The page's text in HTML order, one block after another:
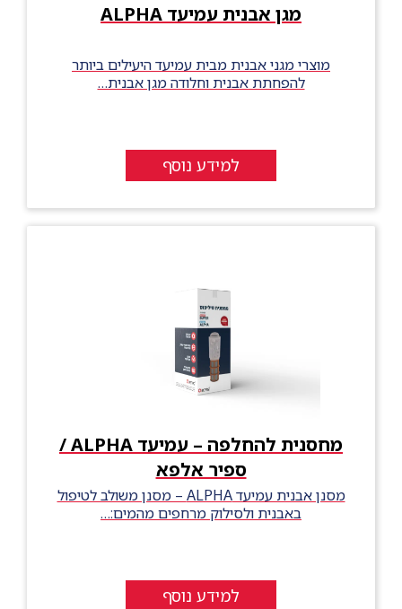
מגן אבנית עמיעד ALPHA
מוצרי מגני אבנית מבית עמיעד היעילים ביותר
להפחתת אבנית וחלודה מגן אבנית…
למידע נוסף
מחסנית להחלפה – עמיעד ALPHA /
ספיר אלפא
מסנן אבנית עמיעד ALPHA – מסנן משולב לטיפול
באבנית ולסילוק מרחפים מהמים:…
למידע נוסף